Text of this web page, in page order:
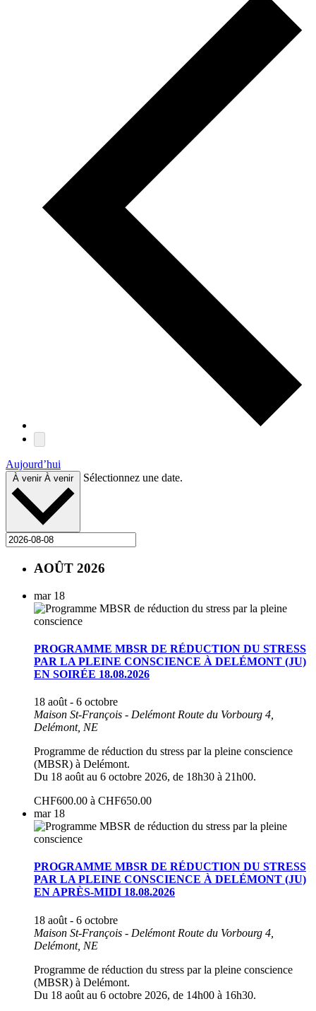
Aujourd’hui
À venir À venir Sélectionnez une date.
AOÛT 2026
mar 18
PROGRAMME MBSR DE RÉDUCTION DU STRESS
PAR LA PLEINE CONSCIENCE À DELÉMONT (JU)
EN SOIRÉE 18.08.2026
18 août - 6 octobre
Maison St-François - Delémont Route du Vorbourg 4,
Delémont, NE
Programme de réduction du stress par la pleine conscience
(MBSR) à Delémont.
Du 18 août au 6 octobre 2026, de 18h30 à 21h00.
CHF600.00 à CHF650.00
mar 18
PROGRAMME MBSR DE RÉDUCTION DU STRESS
PAR LA PLEINE CONSCIENCE À DELÉMONT (JU)
EN APRÈS-MIDI 18.08.2026
18 août - 6 octobre
Maison St-François - Delémont Route du Vorbourg 4,
Delémont, NE
Programme de réduction du stress par la pleine conscience
(MBSR) à Delémont.
Du 18 août au 6 octobre 2026, de 14h00 à 16h30.